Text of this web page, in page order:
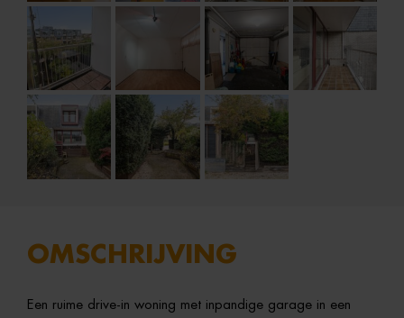
OMSCHRIJVING
Een ruime drive-in woning met inpandige garage in een